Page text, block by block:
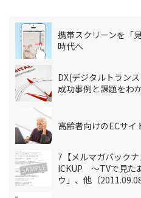
携帯スクリーンを「
時代へ
DX(デジタルトラン
成功事例と課題をわ
高齢者向けのECサ
7【メルマガバック
ICKUP ～TVで見た
ウ」、他（2011.09.08